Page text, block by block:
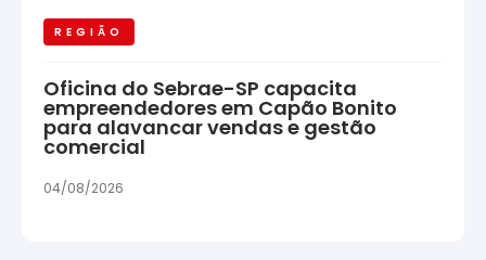
REGIÃO
Oficina do Sebrae-SP capacita
empreendedores em Capão Bonito
para alavancar vendas e gestão
comercial
04/08/2026